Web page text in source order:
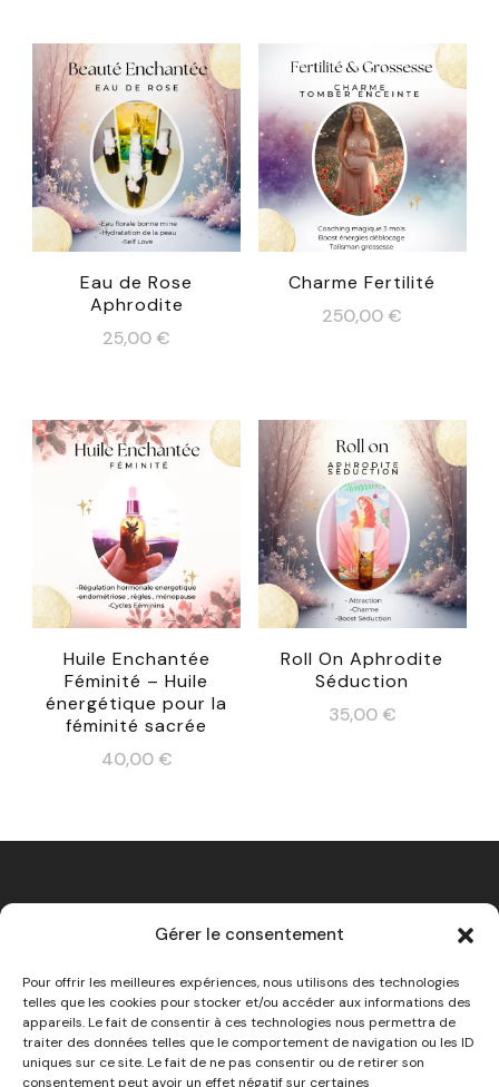
Gérer le consentement
Pour offrir les meilleures expériences, nous utilisons des technologies
telles que les cookies pour stocker et/ou accéder aux informations des
appareils. Le fait de consentir à ces technologies nous permettra de
traiter des données telles que le comportement de navigation ou les ID
uniques sur ce site. Le fait de ne pas consentir ou de retirer son
consentement peut avoir un effet négatif sur certaines
Eau de Rose
Aphrodite
25,00 €
Charme Fertilité
250,00 €
Huile Enchantée
Féminité – Huile
énergétique pour la
féminité sacrée
40,00 €
Roll On Aphrodite
Séduction
35,00 €